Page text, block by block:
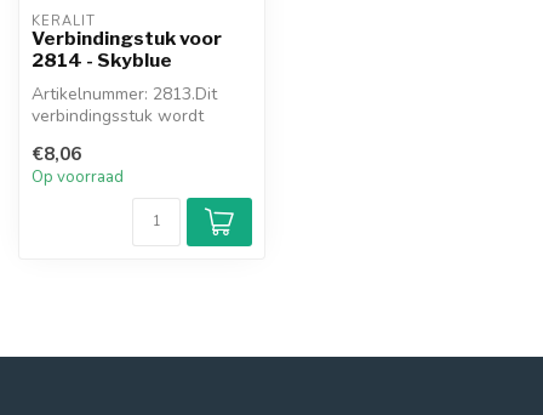
KERALIT
Verbindingstuk voor
2814 - Skyblue
Artikelnummer: 2813.Dit
verbindingsstuk wordt
gevelpanelen me...
€8,06
Op voorraad